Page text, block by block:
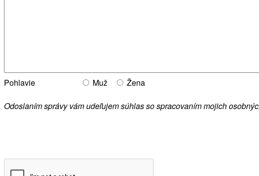
Pohlavie Muž Žena
Odoslaním správy vám udeľujem súhlas so spracovaním mojich